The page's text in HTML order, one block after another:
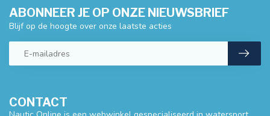
CONTACT
ABONNEER JE OP ONZE NIEUWSBRIEF
Blijf op de hoogte over onze laatste acties